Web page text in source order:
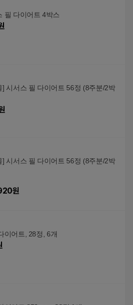
필 다이어트 4박스
] 시서스 필 다이어트 56정 (8주분/2박
] 시서스 필 다이어트 56정 (8주분/2박
원
이어트, 28정, 6개